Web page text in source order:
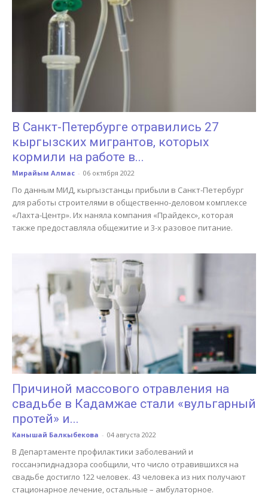
В Санкт-Петербурге отравились 27
кыргызских мигрантов, которых
кормили на работе в...
Мирайым Алмас - 06 октября 2022
По данным МИД, кыргызстанцы прибыли в Санкт-Петербург
для работы строителями в общественно-деловом комплексе
«Лахта-Центр». Их наняла компания «Прайдекс», которая
также предоставляла общежитие и 3-х разовое питание.
Причиной массового отравления на
свадьбе в Кадамжае стали «вульгарный
протей» и...
Канышай Балкыбекова - 04 августа 2022
В Департаменте профилактики заболеваний и
госсанэпиднадзора сообщили, что число отравившихся на
свадьбе достигло 122 человек. 43 человека из них получают
стационарное лечение, остальные – амбулаторное.